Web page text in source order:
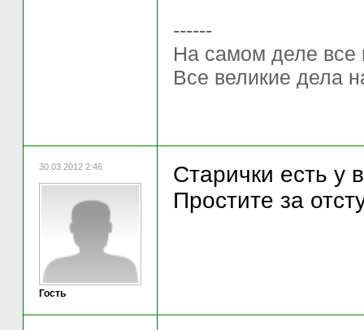
------
На самом деле все
Все великие дела
30.03.2012 2:46
Гость
Старички есть у
Простите за